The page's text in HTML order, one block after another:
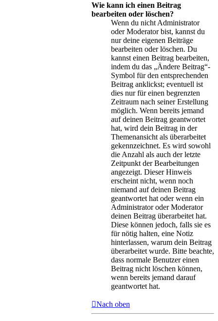
Wie kann ich einen Beitrag
bearbeiten oder löschen?
Wenn du nicht Administrator
oder Moderator bist, kannst du
nur deine eigenen Beiträge
bearbeiten oder löschen. Du
kannst einen Beitrag bearbeiten,
indem du das „Ändere Beitrag“-
Symbol für den entsprechenden
Beitrag anklickst; eventuell ist
dies nur für einen begrenzten
Zeitraum nach seiner Erstellung
möglich. Wenn bereits jemand
auf deinen Beitrag geantwortet
hat, wird dein Beitrag in der
Themenansicht als überarbeitet
gekennzeichnet. Es wird sowohl
die Anzahl als auch der letzte
Zeitpunkt der Bearbeitungen
angezeigt. Dieser Hinweis
erscheint nicht, wenn noch
niemand auf deinen Beitrag
geantwortet hat oder wenn ein
Administrator oder Moderator
deinen Beitrag überarbeitet hat.
Diese können jedoch, falls sie es
für nötig halten, eine Notiz
hinterlassen, warum dein Beitrag
überarbeitet wurde. Bitte beachte,
dass normale Benutzer einen
Beitrag nicht löschen können,
wenn bereits jemand darauf
geantwortet hat.
Nach oben